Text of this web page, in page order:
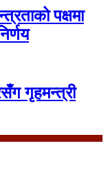
पक्षमा
गृहमन्त्री